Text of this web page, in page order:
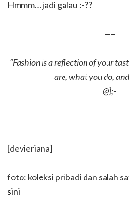
Hmmm… jadi galau :-??
—–
“Fashion is a reflection of your
are, what you do,
@};-
[devieriana]
foto: koleksi pribadi dan salah
sini